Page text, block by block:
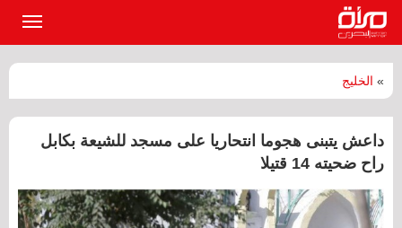
» الخليج
داعش يتبنى هجوما انتحاريا على مسجد للشيعة بكابل
راح ضحيته 14 قتيلا